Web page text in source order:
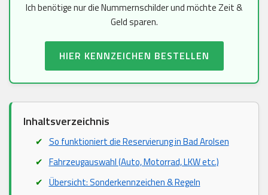
Ich benötige nur die Nummernschilder und möchte Zeit &
Geld sparen.
HIER KENNZEICHEN BESTELLEN
Inhaltsverzeichnis
So funktioniert die Reservierung in Bad Arolsen
Fahrzeugauswahl (Auto, Motorrad, LKW etc.)
Übersicht: Sonderkennzeichen & Regeln